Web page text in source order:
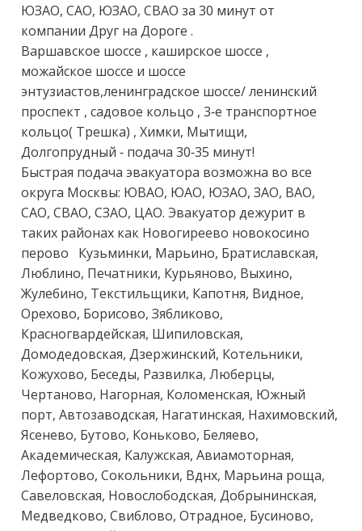
ЮЗАО, САО, ЮЗАО, СВАО за 30 минут от
компании Друг на Дороге .
Варшавское шоссе , каширское шоссе ,
можайское шоссе и шоссе
энтузиастов,ленинградское шоссе/ ленинский
проспект , садовое кольцо , 3-е транспортное
кольцо( Трешка) , Химки, Мытищи,
Долгопрудный - подача 30-35 минут!
Быстрая подача эвакуатора возможна во все
округа Москвы: ЮВАО, ЮАО, ЮЗАО, ЗАО, ВАО,
САО, СВАО, СЗАО, ЦАО. Эвакуатор дежурит в
таких районах как Новогиреево новокосино
перово   Кузьминки, Марьино, Братиславская,
Люблино, Печатники, Курьяново, Выхино,
Жулебино, Текстильщики, Капотня, Видное,
Орехово, Борисово, Зябликово,
Красногвардейская, Шипиловская,
Домодедовская, Дзержинский, Котельники,
Кожухово, Беседы, Развилка, Люберцы,
Чертаново, Нагорная, Коломенская, Южный
порт, Автозаводская, Нагатинская, Нахимовский,
Ясенево, Бутово, Коньково, Беляево,
Академическая, Калужская, Авиамоторная,
Лефортово, Сокольники, Вднх, Марьина роща,
Савеловская, Новослободская, Добрынинская,
Медведково, Свиблово, Отрадное, Бусиново,